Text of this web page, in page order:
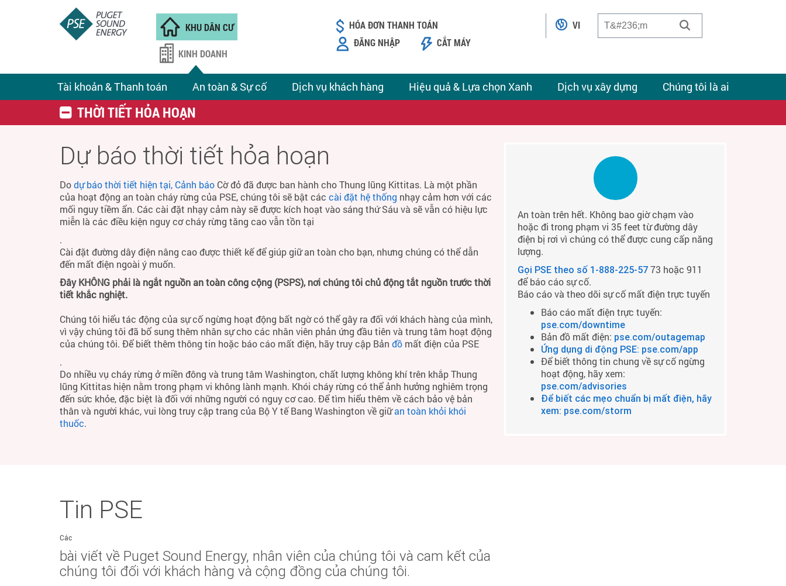
KHU DÂN CƯ
Tài khoản & Thanh toán An toàn & Sự cố Dịch vụ khách hàng Hiệu quả & Lựa chọn Xanh Dịch vụ xây dựng Chúng tôi là ai
KINH DOANH
HÓA ĐƠN THANH TOÁN
ĐĂNG NHẬP
CẮT MÁY
VI
THỜI TIẾT HỎA HOẠN
Dự báo thời tiết hỏa hoạn
Dodự báo thời tiết hiện tại, Cảnh báo Cờ đỏ đã được ban hành cho Thung lũng Kittitas. Là một phần
của hoạt động an toàn cháy rừng của PSE, chúng tôi sẽ bật các cài đặt hệ thống nhạy cảm hơn với các
mối nguy tiềm ẩn. Các cài đặt nhạy cảm này sẽ được kích hoạt vào sáng thứ Sáu và sẽ vẫn có hiệu lực
miễn là các điều kiện nguy cơ cháy rừng tăng cao vẫn tồn tại
.
Cài đặt đường dây điện nâng cao được thiết kế để giúp giữ an toàn cho bạn, nhưng chúng có thể dẫn
đến mất điện ngoài ý muốn.
Đây KHÔNG phải là ngắt nguồn an toàn công cộng (PSPS), nơi chúng tôi chủ động tắt nguồn trước thời
tiết khắc nghiệt.
Chúng tôi hiểu tác động của sự cố ngừng hoạt động bất ngờ có thể gây ra đối với khách hàng của mình,
vì vậy chúng tôi đã bổ sung thêm nhân sự cho các nhân viên phản ứng đầu tiên và trung tâm hoạt động
của chúng tôi. Để biết thêm thông tin hoặc báo cáo mất điện, hãy truy cập Bản đồ mất điện của PSE
.
Do nhiều vụ cháy rừng ở miền đông và trung tâm Washington, chất lượng không khí trên khắp Thung
lũng Kittitas hiện nằm trong phạm vi không lành mạnh. Khói cháy rừng có thể ảnh hưởng nghiêm trọng
đến sức khỏe, đặc biệt là đối với những người có nguy cơ cao. Để tìm hiểu thêm về cách bảo vệ bản
thân và người khác, vui lòng truy cập trang của Bộ Y tế Bang Washington về giữan toàn khỏi khói
thuốc.
An toàn trên hết. Không bao giờ chạm vào
hoặc đi trong phạm vi 35 feet từ đường dây
điện bị rơi vì chúng có thể được cung cấp năng
lượng.
Gọi PSE theo số 1-888-225-57 73 hoặc 911
để báo cáo sự cố.
Báo cáo và theo dõi sự cố mất điện trực tuyến
Báo cáo mất điện trực tuyến:
pse.com/downtime
Bản đồ mất điện: pse.com/outagemap
Ứng dụng di động PSE: pse.com/app
Để biết thông tin chung về sự cố ngừng
hoạt động, hãy xem:
pse.com/advisories
Để biết các mẹo chuẩn bị mất điện, hãy
xem: pse.com/storm
Tin PSE
Các
bài viết về Puget Sound Energy, nhân viên của chúng tôi và cam kết của
chúng tôi đối với khách hàng và cộng đồng của chúng tôi.